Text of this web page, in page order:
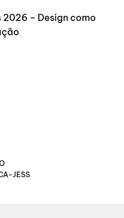
– Design como
JESS